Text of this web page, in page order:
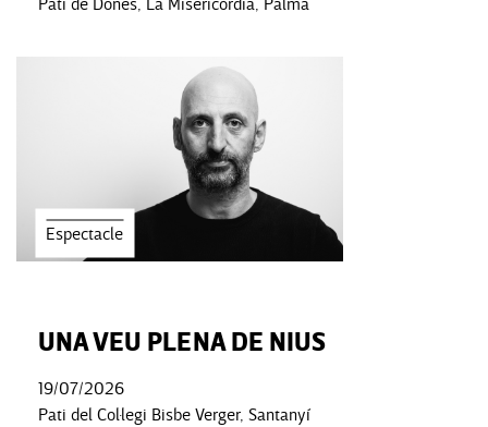
Pati de Dones, La Misericòrdia, Palma
Espectacle
UNA VEU PLENA DE NIUS
19/07/2026
Pati del Col·legi Bisbe Verger, Santanyí